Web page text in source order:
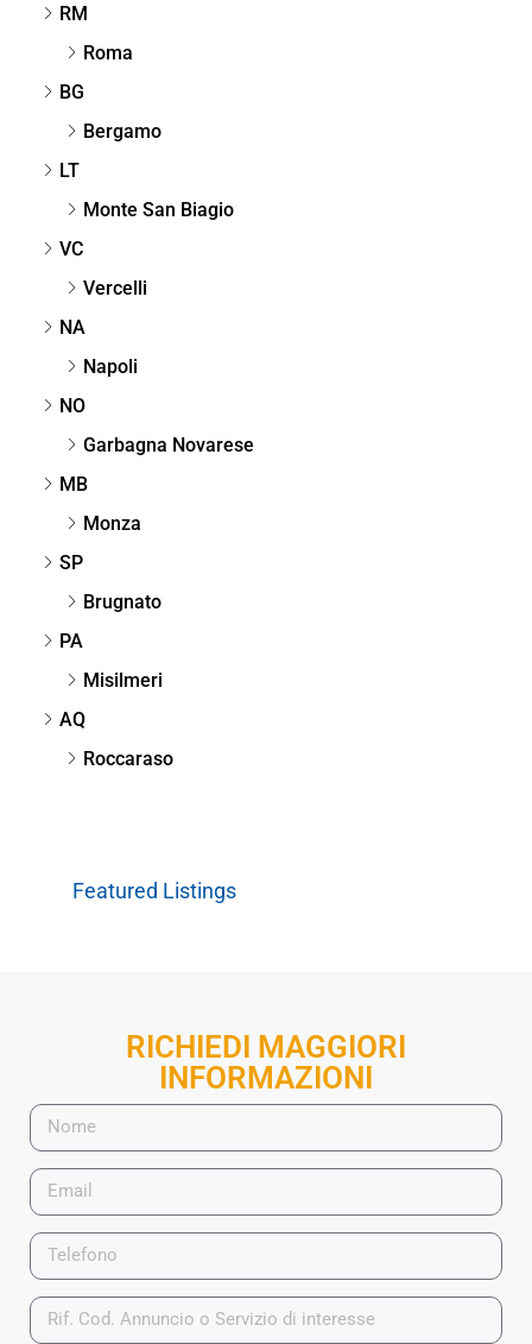
RM
Roma
BG
Bergamo
LT
Monte San Biagio
VC
Vercelli
NA
Napoli
NO
Garbagna Novarese
MB
Monza
SP
Brugnato
PA
Misilmeri
AQ
Roccaraso
Featured Listings
RICHIEDI MAGGIORI
INFORMAZIONI